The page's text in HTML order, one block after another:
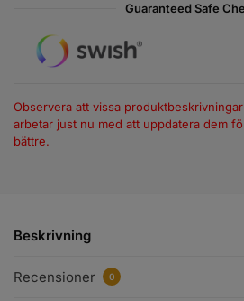
Guaranteed Safe
Observera att vissa
arbetar just nu med att uppdatera dem
bättre.
Beskrivning
Recensioner 0